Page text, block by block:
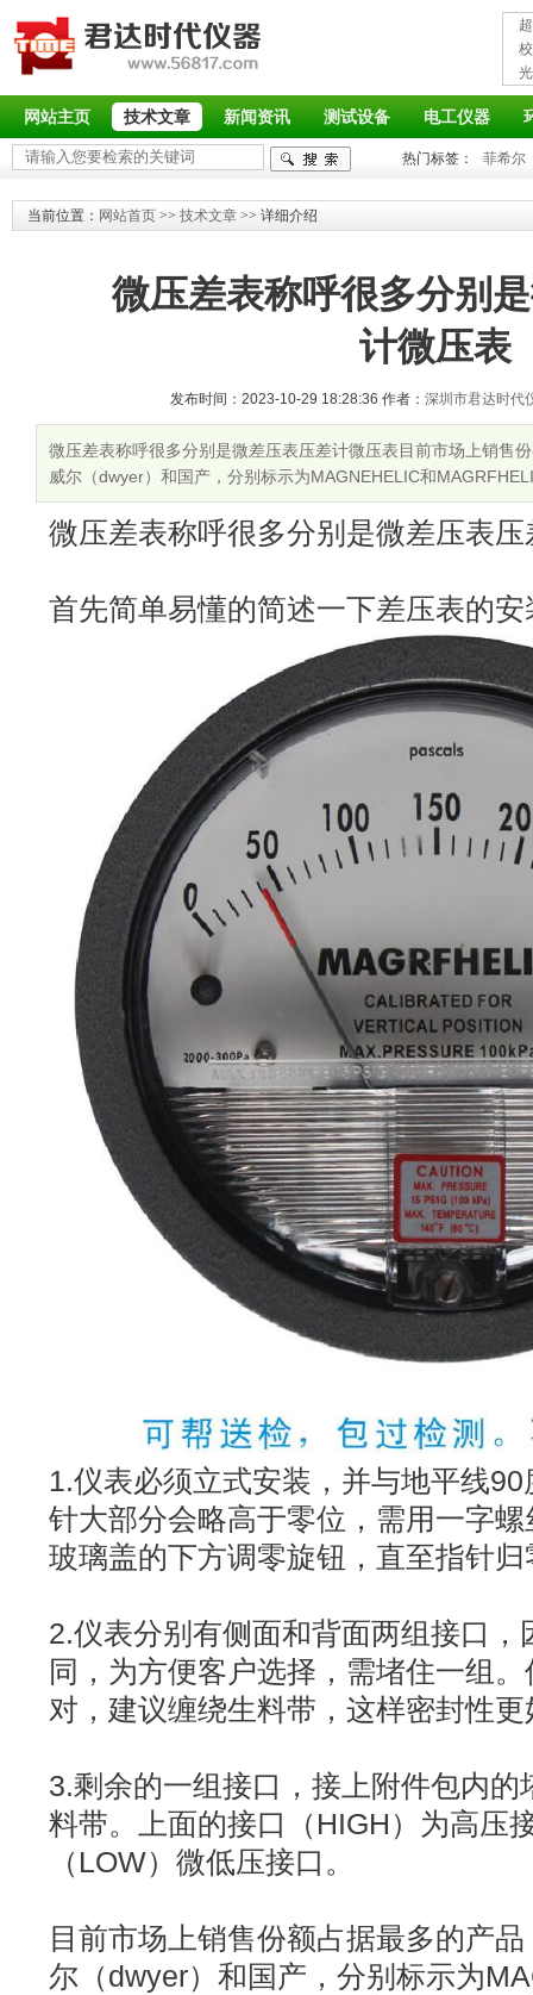
网站主页 技术文章 新闻资讯 测试设备 电工仪器
热门标签： 菲希尔
当前位置： 网站首页 >> 技术文章 >> 详细介绍
微压差表称呼很多分别
计微压表
发布时间：2023-10-29 18:28:36 作者： 深圳市君达时代
微压差表称呼很多分别是微差压表压差计微压表目前市场上销售
威尔（dwyer）和国产，分别标示为MAGNEHELIC和
构简单可靠，可快速灵敏地指示气体的微小正压，负压或差压，
微压差表称呼很多分别是微差压表
首先简单易懂的简述一下差压表的
1.仪表必须立式安装，并与地平线
针大部分会略高于零位，需用一字
玻璃盖的下方调零旋钮，直至指针归
2.仪表分别有侧面和背面两组接口，
同，为方便客户选择，需堵住一组
对，建议缠绕生料带，这样密封性
3.剩余的一组接口，接上附件包内的
料带。上面的接口（HIGH）为高压
（LOW）微低压接口。
目前市场上销售份额占据最多的产
尔（dwyer）和国产，分别标示为